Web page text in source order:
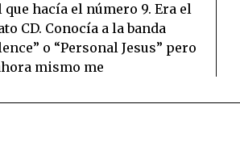
hacía el número 9. Era el
CD. Conocía a la banda
o “Personal Jesus” pero
mismo me